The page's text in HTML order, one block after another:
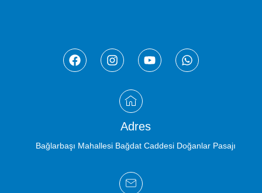
Adres
Bağlarbaşı Mahallesi Bağdat Caddesi Doğanlar Pasajı